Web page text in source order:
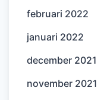
februari 2022
januari 2022
december 2021
november 2021